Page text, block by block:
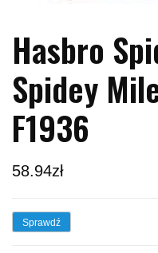
Hasbro
Spidey
F1936
58.94zł
Sprawdź